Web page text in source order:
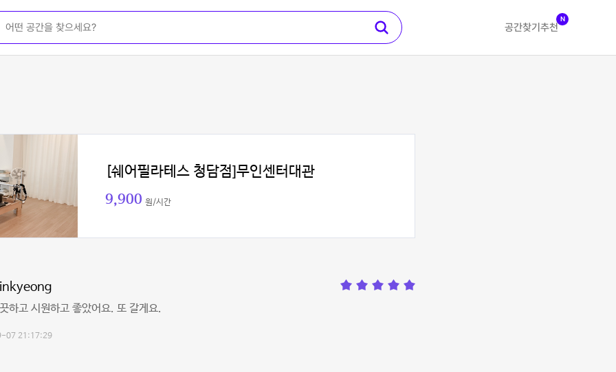
공간찾기 추천
N
[쉐어필라테스 청담점]무인센터대관
9,900 원/시간
하고 시원하고 좋았어요. 또 갈게요.
07 21:17:29